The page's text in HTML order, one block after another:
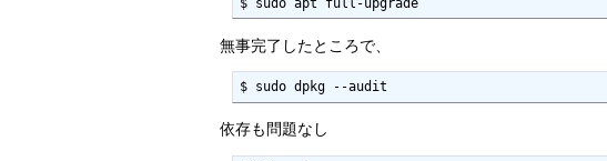
無事完了したところで、
$ sudo dpkg --audit
依存も問題なし